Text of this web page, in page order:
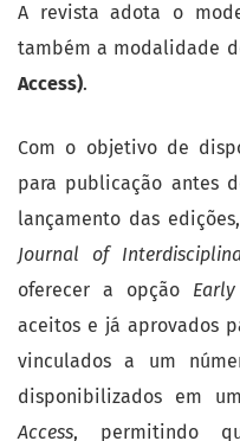
A revista adota o
também a modalidade
Access).
Com o objetivo de
para publicação antes
lançamento das
Journal of
oferecer a opção
aceitos e já aprovados
vinculados a um
disponibilizados em
Access, permitindo